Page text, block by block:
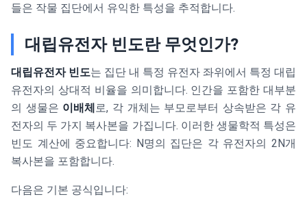
들은 작물 집단에서 유익한 특성을 추적합니다.
대립유전자 빈도란 무엇인가?
대립유전자 빈도는 집단 내 특정 유전자 좌위에서 특정 대립
유전자의 상대적 비율을 의미합니다. 인간을 포함한 대부분
의 생물은 이배체 로, 각 개체는 부모로부터 상속받은 각 유
전자의 두 가지 복사본을 가집니다. 이러한 생물학적 특성은
빈도 계산에 중요합니다: N명의 집단은 각 유전자의 2N개
복사본을 포함합니다.
다음은 기본 공식입니다: